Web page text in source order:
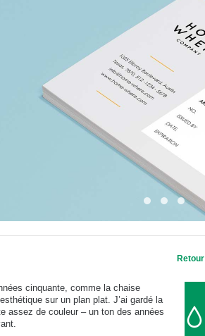
cinquante, comme la chaise
sur un plan plat. J’ai gardé la
assez de couleur – un ton des années